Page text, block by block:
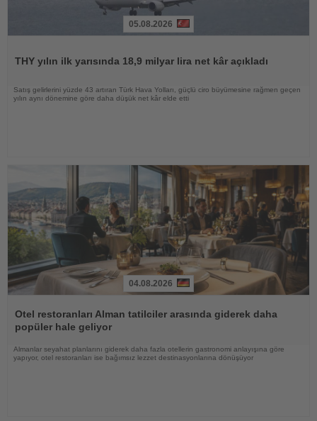
05.08.2026
THY yılın ilk yarısında 18,9 milyar lira net kâr açıkladı
Satış gelirlerini yüzde 43 artıran Türk Hava Yolları, güçlü ciro büyümesine rağmen geçen
yılın aynı dönemine göre daha düşük net kâr elde etti
Oku
04.08.2026
Otel restoranları Alman tatilciler arasında giderek daha
popüler hale geliyor
Almanlar seyahat planlarını giderek daha fazla otellerin gastronomi anlayışına göre
yapıyor, otel restoranları ise bağımsız lezzet destinasyonlarına dönüşüyor